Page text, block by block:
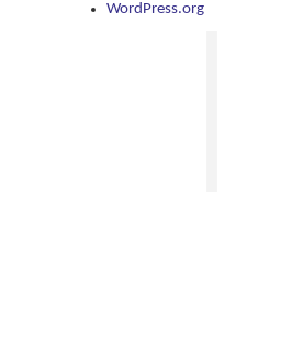
WordPress.org